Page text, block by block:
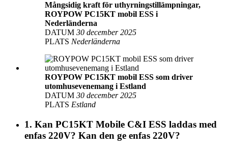
Mångsidig kraft för uthyrningstillämpningar,
ROYPOW PC15KT mobil ESS i
Nederländerna
DATUM 30 december 2025
PLATS Nederländerna
ROYPOW PC15KT mobil ESS som driver
utomhusevenemang i Estland
DATUM 30 december 2025
PLATS Estland
1. Kan PC15KT Mobile C&I ESS laddas med
enfas 220V? Kan den ge enfas 220V?